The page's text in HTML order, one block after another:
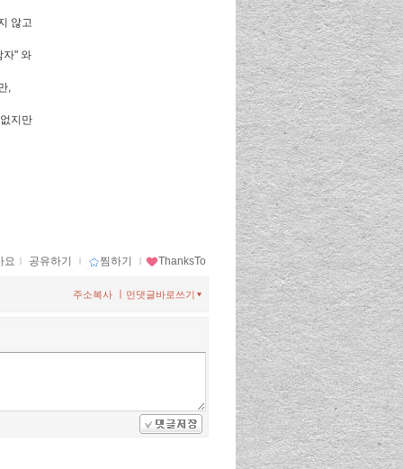
않고
자" 와
,
지만
요 ｌ 공유하기 ｌ 찜하기 ｌ ThanksTo
먼댓글바로쓰기
주소복사